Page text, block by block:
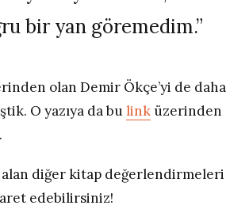
bir yan göremedim.”
olan Demir Ökçe’yi de daha
O yazıya da bulink üzerinden
diğer kitap değerlendirmeleri
edebilirsiniz!